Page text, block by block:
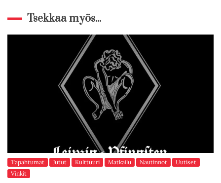
Tsekkaa myös...
Tapahtumat Jutut Kulttuuri Matkailu Nautinnot
Uutiset
Vinkit